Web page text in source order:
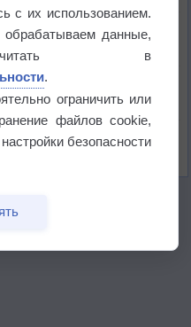
6 августа
с их использованием.
данные,
в
.
ограничить или
файлов cookie,
безопасности